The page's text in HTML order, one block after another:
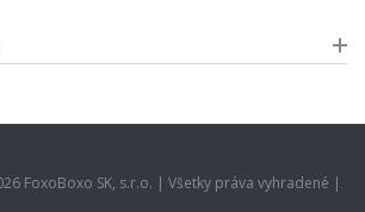
FoxoBoxo SK, s.r.o. | Všetky práva vyhradené |